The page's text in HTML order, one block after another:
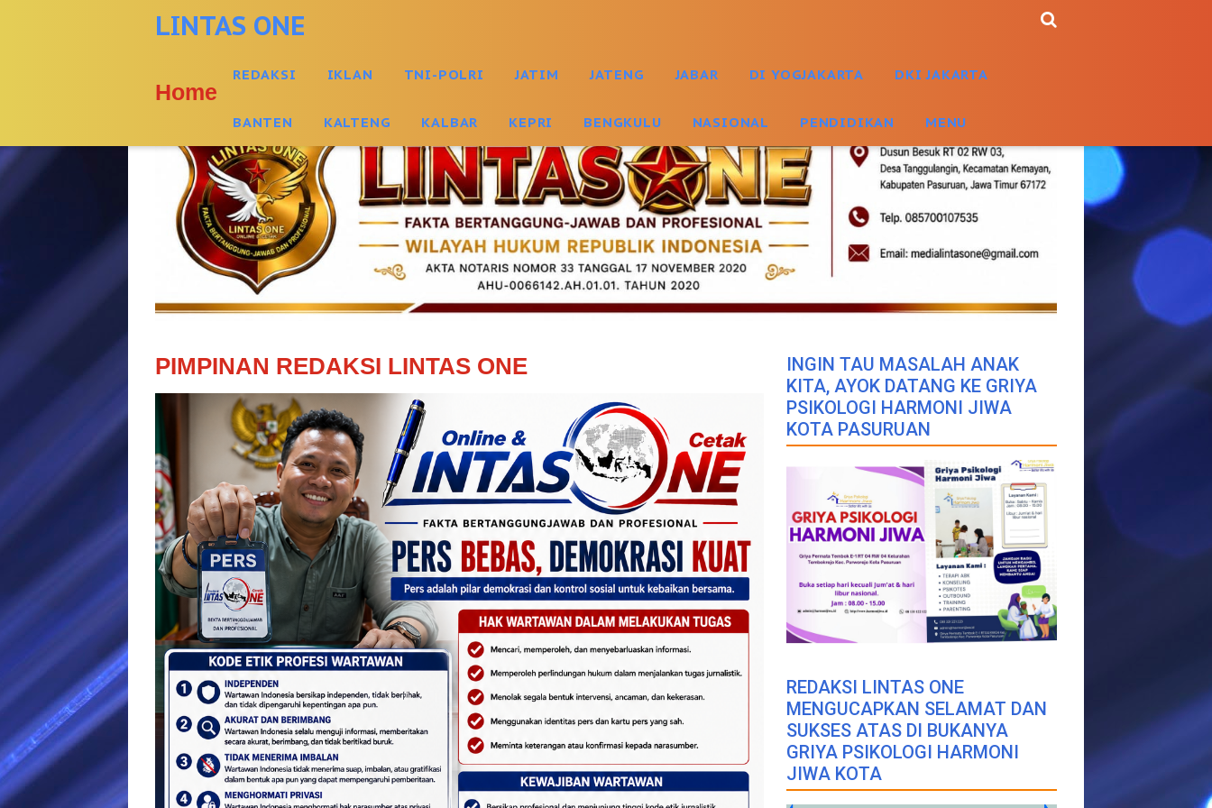
LINTAS ONE
Home
REDAKSI IKLAN TNI-POLRI JATIM JATENG JABAR DI YOGJAKARTA DKI JAKARTA
BANTEN KALTENG KALBAR KEPRI BENGKULU NASIONAL PENDIDIKAN MENU
PIMPINAN REDAKSI LINTAS ONE
INGIN TAU MASALAH ANAK
KITA, AYOK DATANG KE GRIYA
PSIKOLOGI HARMONI JIWA
KOTA PASURUAN
REDAKSI LINTAS ONE
MENGUCAPKAN SELAMAT DAN
SUKSES ATAS DI BUKANYA
GRIYA PSIKOLOGI HARMONI
JIWA KOTA